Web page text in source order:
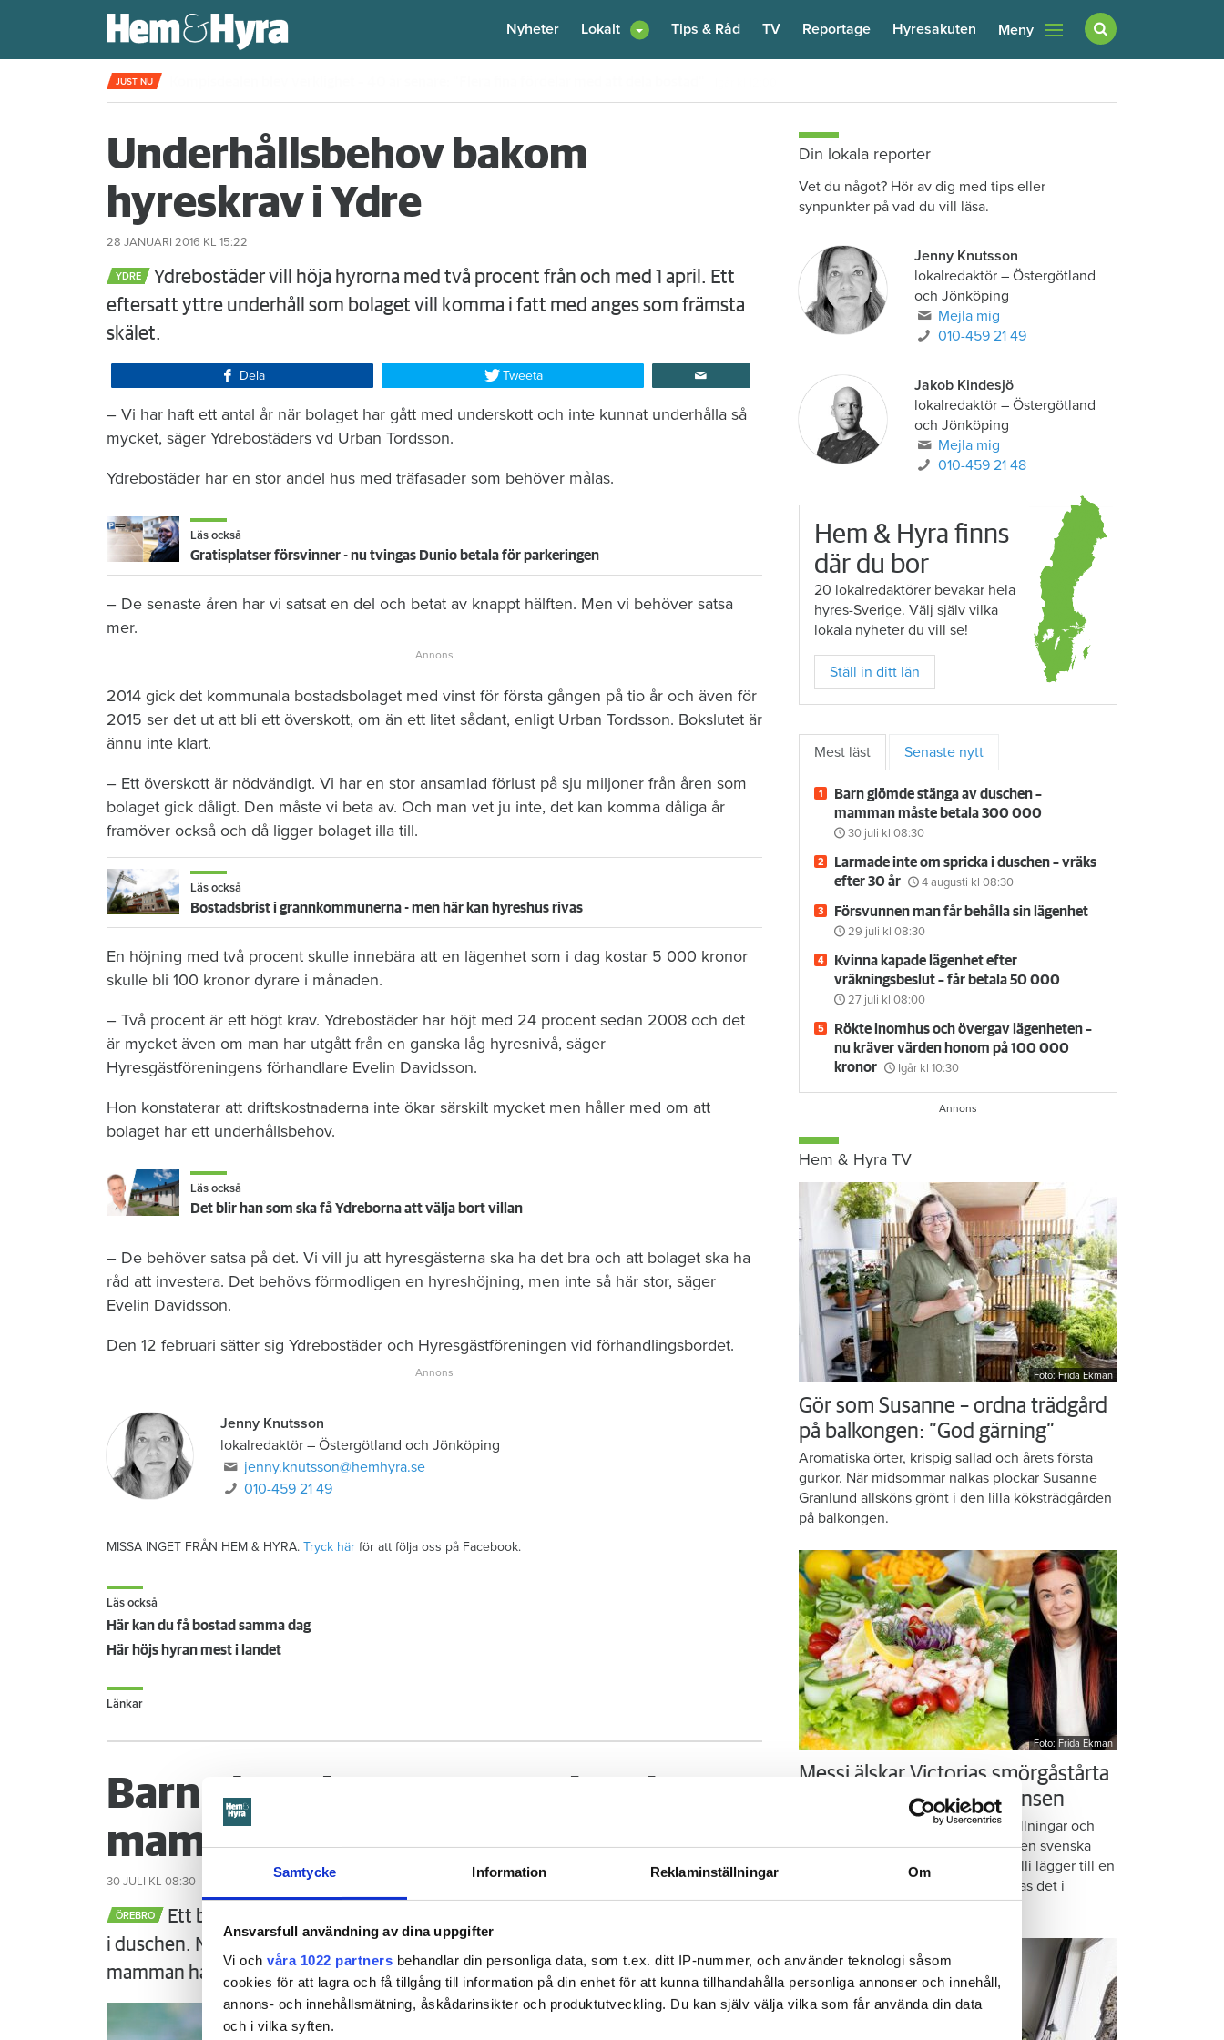
Samtycke Information Reklaminställningar Om
Ansvarsfull användning av dina uppgifter
Vi och våra 1022 partners behandlar din personliga data, som t.ex. ditt IP-nummer, och använder teknologi såsom
cookies för att lagra och få tillgång till information på din enhet för att kunna tillhandahålla personliga annonser och innehåll,
annons- och innehållsmätning, åskådarinsikter och produktutveckling. Du kan själv välja vilka som får använda din data
och i vilka syften.
Nyheter Lokalt Tips & Råd TV Reportage Hyresakuten Meny
JUST NU
Underhållsbehov bakom
hyreskrav i Ydre
28 JANUARI 2016 KL 15:22
YDRE
Ydrebostäder vill höja hyrorna med två procent från och med 1 april. Ett
eftersatt yttre underhåll som bolaget vill komma i fatt med anges som främsta
skälet.
Dela Tweeta
– Vi har haft ett antal år när bolaget har gått med underskott och inte kunnat underhålla så
mycket, säger Ydrebostäders vd Urban Tordsson.
Ydrebostäder har en stor andel hus med träfasader som behöver målas.
Läs också
Gratisplatser försvinner - nu tvingas Dunio betala för parkeringen
– De senaste åren har vi satsat en del och betat av knappt hälften. Men vi behöver satsa
mer.
2014 gick det kommunala bostadsbolaget med vinst för första gången på tio år och även för
2015 ser det ut att bli ett överskott, om än ett litet sådant, enligt Urban Tordsson. Bokslutet är
ännu inte klart.
– Ett överskott är nödvändigt. Vi har en stor ansamlad förlust på sju miljoner från åren som
bolaget gick dåligt. Den måste vi beta av. Och man vet ju inte, det kan komma dåliga år
framöver också och då ligger bolaget illa till.
Läs också
Bostadsbrist i grannkommunerna - men här kan hyreshus rivas
En höjning med två procent skulle innebära att en lägenhet som i dag kostar 5 000 kronor
skulle bli 100 kronor dyrare i månaden.
– Två procent är ett högt krav. Ydrebostäder har höjt med 24 procent sedan 2008 och det
är mycket även om man har utgått från en ganska låg hyresnivå, säger
Hyresgästföreningens förhandlare Evelin Davidsson.
Hon konstaterar att driftskostnaderna inte ökar särskilt mycket men håller med om att
bolaget har ett underhållsbehov.
Läs också
Det blir han som ska få Ydreborna att välja bort villan
– De behöver satsa på det. Vi vill ju att hyresgästerna ska ha det bra och att bolaget ska ha
råd att investera. Det behövs förmodligen en hyreshöjning, men inte så här stor, säger
Evelin Davidsson.
Den 12 februari sätter sig Ydrebostäder och Hyresgästföreningen vid förhandlingsbordet.
Jenny Knutsson
lokalredaktör – Östergötland och Jönköping
jenny.knutsson@hemhyra.se
010-459 21 49
MISSA INGET FRÅN HEM & HYRA. Tryck här för att följa oss på Facebook.
Läs också
Här kan du få bostad samma dag
Här höjs hyran mest i landet
Länkar
Barn glömde stänga av duschen –
mamman måste betala 300 000
30 JULI KL 08:30
ÖREBRO
Ett barn med särskilda behov går upp en natt och vrider på vattenkranen
i duschen. När mamman vaknar är det vatten i både badrum och hall. Det borde
mamman ha förhindrat menar Örebrobostäder.
Din lokala reporter
Vet du något? Hör av dig med tips eller
synpunkter på vad du vill läsa.
Jenny Knutsson
lokalredaktör– Östergötland
och Jönköping
Mejla mig
010-459 21 49
Jakob Kindesjö
lokalredaktör– Östergötland
och Jönköping
Mejla mig
010-459 21 48
Hem & Hyra finns
där du bor
20 lokalredaktörer bevakar hela
hyres-Sverige. Välj själv vilka
lokala nyheter du vill se!
Ställ in ditt län
Mest läst Senaste nytt
Barn glömde stänga av duschen –
mamman måste betala 300 000
30 juli kl 08:30
Larmade inte om spricka i duschen – vräks
efter 30 år
4 augusti kl 08:30
Försvunnen man får behålla sin lägenhet
29 juli kl 08:30
Kvinna kapade lägenhet efter
vräkningsbeslut – får betala 50 000
27 juli kl 08:00
Rökte inomhus och övergav lägenheten –
nu kräver värden honom på 100 000
kronor
Igår kl 10:30
Hem & Hyra TV
Foto: Frida Ekman
Gör som Susanne – ordna trädgård
på balkongen: ”God gärning”
Aromatiska örter, krispig sallad och årets första
gurkor. När midsommar nalkas plockar Susanne
Granlund allsköns grönt i den lilla köksträdgården
på balkongen.
Foto: Frida Ekman
Messi älskar Victorias smörgåstårta
– trots den galna ingrediensen
Formbrödsskivor i rader, krämiga fyllningar och
krispiga grönsaker. Det är basen i den svenska
klassikern smörgåstårta. Victoria Lalli lägger till en
specialingrediens – och ändå vattnas det i
munnen på självaste Messi.